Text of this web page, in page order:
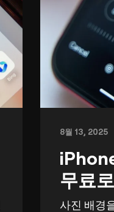
8월 13, 2025
무료
사진 배경